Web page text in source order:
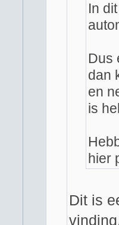
In
Dus
dan
en
is
hier
Dit is